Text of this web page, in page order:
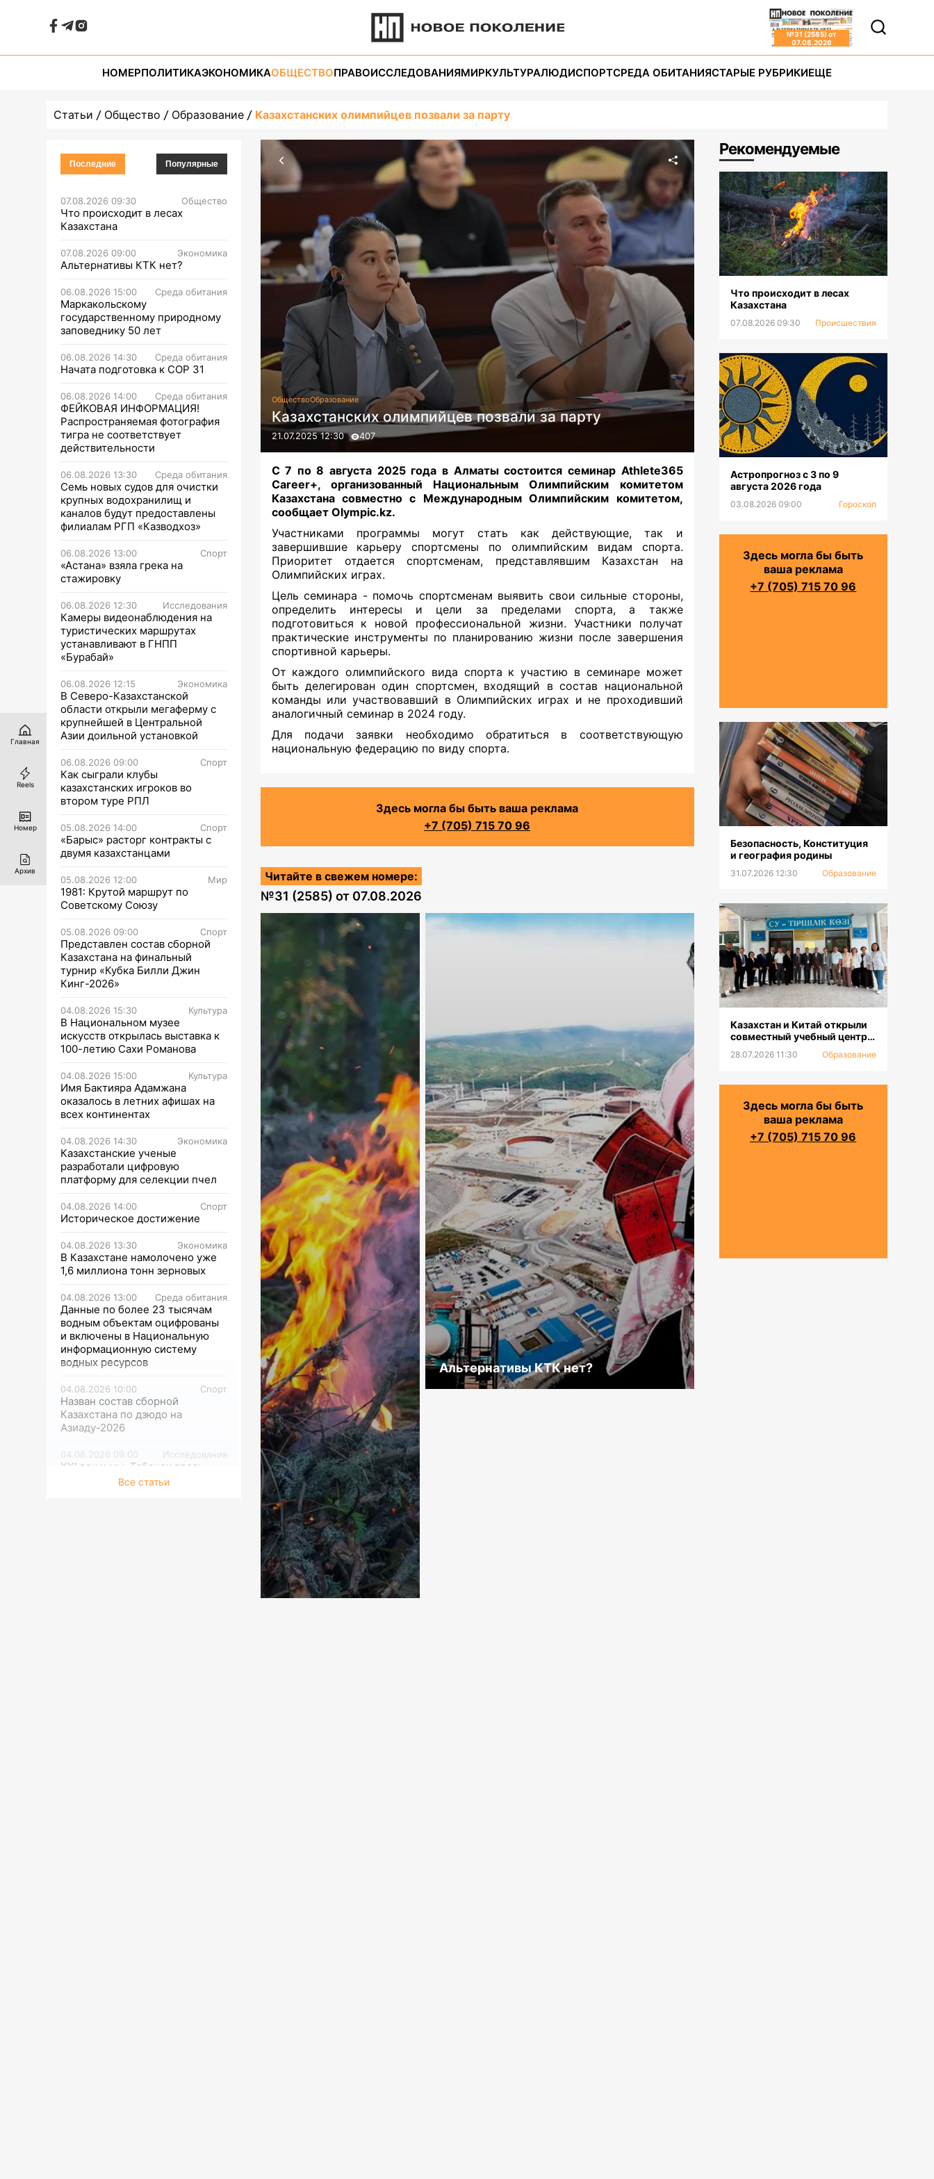
№31 (2585) от
07.08.2026
НОМЕРПОЛИТИКАЭКОНОМИКАОБЩЕСТВОПРАВОИССЛЕДОВАНИЯМИРКУЛЬТУРАЛЮДИСПОРТСРЕДА ОБИТАНИЯСТАРЫЕ РУБРИКИЕЩЕ
Статьи Общество Образование Казахстанских олимпийцев позвали за парту
Последние Популярные
07.08.2026 09:30 Общество
Что происходит в лесах
Казахстана
07.08.2026 09:00 Экономика
Альтернативы КТК нет?
06.08.2026 15:00 Среда обитания
Маркакольскому
государственному природному
заповеднику 50 лет
06.08.2026 14:30 Среда обитания
Начата подготовка к СОР 31
06.08.2026 14:00 Среда обитания
ФЕЙКОВАЯ ИНФОРМАЦИЯ!
Распространяемая фотография
тигра не соответствует
действительности
06.08.2026 13:30 Среда обитания
Семь новых судов для очистки
крупных водохранилищ и
каналов будут предоставлены
филиалам РГП «Казводхоз»
06.08.2026 13:00 Спорт
«Астана» взяла грека на
стажировку
06.08.2026 12:30 Исследования
Камеры видеонаблюдения на
туристических маршрутах
устанавливают в ГНПП
«Бурабай»
06.08.2026 12:15 Экономика
В Северо-Казахстанской
области открыли мегаферму с
крупнейшей в Центральной
Азии доильной установкой
06.08.2026 09:00 Спорт
Как сыграли клубы
казахстанских игроков во
втором туре РПЛ
05.08.2026 14:00 Спорт
«Барыс» расторг контракты с
двумя казахстанцами
05.08.2026 12:00 Мир
1981: Крутой маршрут по
Советскому Союзу
05.08.2026 09:00 Спорт
Представлен состав сборной
Казахстана на финальный
турнир «Кубка Билли Джин
Кинг-2026»
04.08.2026 15:30 Культура
В Национальном музее
искусств открылась выставка к
100-летию Сахи Романова
04.08.2026 15:00 Культура
Имя Бактияра Адамжана
оказалось в летних афишах на
всех континентах
04.08.2026 14:30 Экономика
Казахстанские ученые
разработали цифровую
платформу для селекции пчел
04.08.2026 14:00 Спорт
Историческое достижение
04.08.2026 13:30 Экономика
В Казахстане намолочено уже
1,6 миллиона тонн зерновых
04.08.2026 13:00 Среда обитания
Данные по более 23 тысячам
водным объектам оцифрованы
и включены в Национальную
информационную систему
водных ресурсов
04.08.2026 10:00 Спорт
Назван состав сборной
Казахстана по дзюдо на
Азиаду-2026
04.08.2026 09:00 Исследования
XXI век и мы. Табачок врозь
Все статьи
ОбществоОбразование
Казахстанских олимпийцев позвали за парту
21.07.2025 12:30 407
С 7 по 8 августа 2025 года в Алматы состоится семинар Athlete365
Career+, организованный Национальным Олимпийским комитетом
Казахстана совместно с Международным Олимпийским комитетом,
сообщает Olympic.kz.
Участниками программы могут стать как действующие, так и
завершившие карьеру спортсмены по олимпийским видам спорта.
Приоритет отдается спортсменам, представлявшим Казахстан на
Олимпийских играх.
Цель семинара - помочь спортсменам выявить свои сильные стороны,
определить интересы и цели за пределами спорта, а также
подготовиться к новой профессиональной жизни. Участники получат
практические инструменты по планированию жизни после завершения
спортивной карьеры.
От каждого олимпийского вида спорта к участию в семинаре может
быть делегирован один спортсмен, входящий в состав национальной
команды или участвовавший в Олимпийских играх и не проходивший
аналогичный семинар в 2024 году.
Для подачи заявки необходимо обратиться в соответствующую
национальную федерацию по виду спорта.
Здесь могла бы быть ваша реклама
+7 (705) 715 70 96
Читайте в свежем номере:
№31 (2585) от 07.08.2026
Альтернативы КТК нет?
Рекомендуемые
Что происходит в лесах
Казахстана
07.08.2026 09:30 Происшествия
Астропрогноз с 3 по 9
августа 2026 года
03.08.2026 09:00 Гороскоп
Здесь могла бы быть
ваша реклама
+7 (705) 715 70 96
Безопасность, Конституция
и география родины
31.07.2026 12:30 Образование
Казахстан и Китай открыли
совместный учебный центр
квалификации и
28.07.2026 11:30 Образование
Здесь могла бы быть
ваша реклама
+7 (705) 715 70 96
Главная
Reels
Номер
Архив